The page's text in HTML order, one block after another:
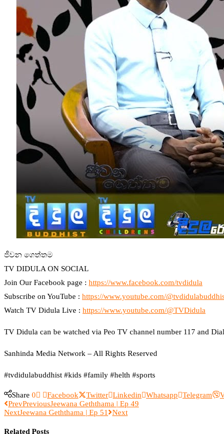
ජීවන ගෙත්තම
TV DIDULA ON SOCIAL
Join Our Facebook page : https://www.facebook.com/tvdidula
Subscribe on YouTube : https://www.youtube.com/
Watch TV Didula Live : https://www.youtube.com/@TVDidula
TV Didula can be watched via Peo TV channel number 117 and
Sanhinda Media Network – All Rights Reserved
#tvdidulabuddhist #kids #family #helth #sports
Share 0 Facebook Twitter Linkedin Whatsapp Telegram
PrevPreviousJeewana Geththama | Ep 49
NextJeewana Geththama | Ep 51 Next
Related Posts